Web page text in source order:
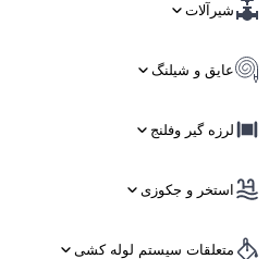
شیرآلات
عایق و شیلنگ
لرزه گیر وفلنج
استخر و جکوزی
متعلقات سیستم لوله کشی